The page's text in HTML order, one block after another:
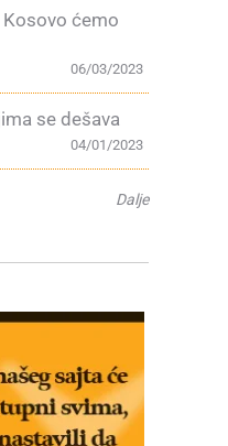
ćemo
06/03/2023
se dešava
04/01/2023
Dalje